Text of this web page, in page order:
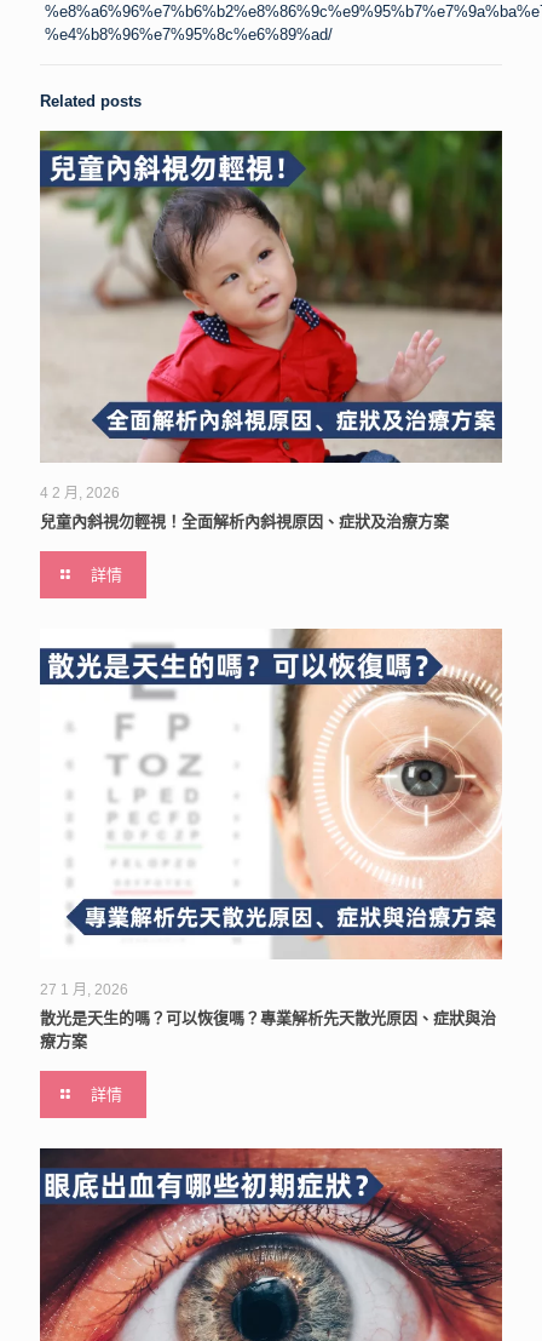
%e4%b8%96%e7%95%8c%e6%89%ad/
Related posts
4 2 月, 2026
兒童內斜視勿輕視！全面解析內斜視原因、症狀及治療方案
詳情
27 1 月, 2026
散光是天生的嗎？可以恢復嗎？專業解析先天散光原因、症狀與治
療方案
詳情